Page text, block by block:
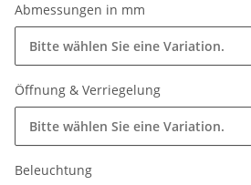
Abmessungen in mm
Bitte wählen Sie eine Variation.
Öffnung & Verriegelung
Bitte wählen Sie eine Variation.
Beleuchtung